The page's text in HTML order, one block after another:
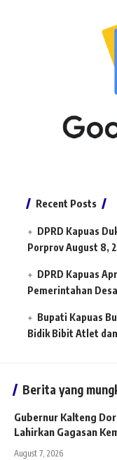
Recent Posts
DPRD Kapuas
PorprovAugust 8,
DPRD Kapuas
Pemerintahan Desa
Bupati Kapuas
Bidik Bibit Atlet
Berita yang
Gubernur Kalteng
Lahirkan Gagasan
August 7, 2026